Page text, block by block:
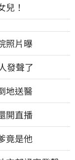
！
照片曝
發聲了
地送醫
開直播
竟是他